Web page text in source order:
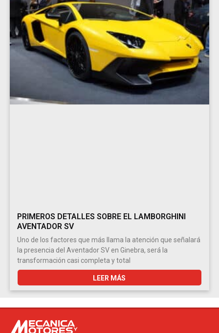
PRIMEROS DETALLES SOBRE EL LAMBORGHINI
AVENTADOR SV
Uno de los factores que más llama la atención que señalará
la presencia del Aventador SV en Ginebra, será la
transformación casi completa y total
LEER MÁS